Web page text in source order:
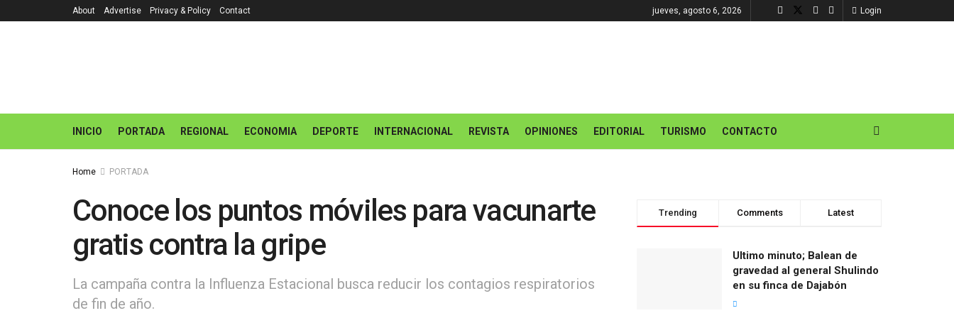
About Advertise Privacy & Policy Contact jueves, agosto 6, 2026 Login
INICIO PORTADA REGIONAL ECONOMIA DEPORTE INTERNACIONAL REVISTA OPINIONES EDITORIAL TURISMO CONTACTO
Home PORTADA
Conoce los puntos móviles para vacunarte
gratis contra la gripe
La campaña contra la Influenza Estacional busca reducir los contagios respiratorios
de fin de año.
Trending Comments Latest
Ultimo minuto; Balean de
gravedad al general Shulindo
en su finca de Dajabón